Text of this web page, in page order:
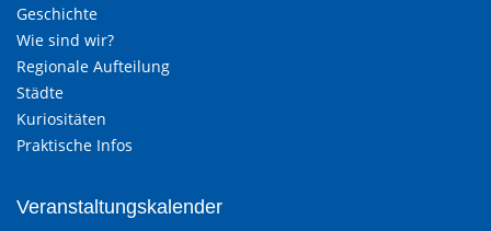
Geschichte
Wie sind wir?
Regionale Aufteilung
Städte
Kuriositäten
Praktische Infos
Veranstaltungskalender